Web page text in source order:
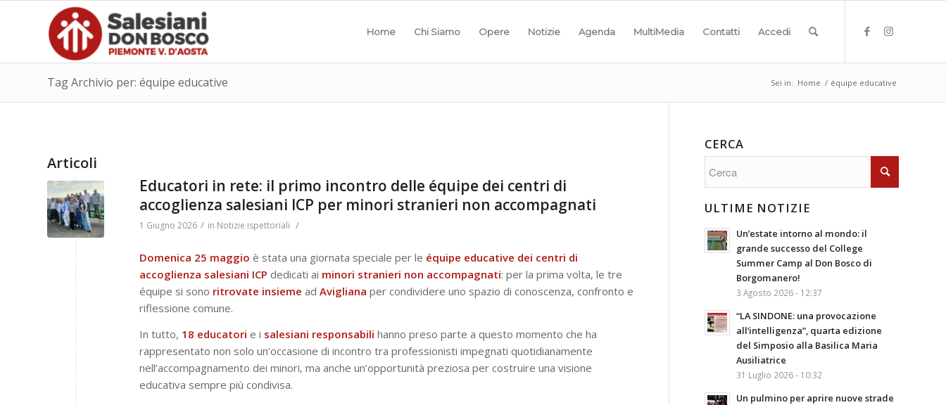
Home Chi Siamo Opere Notizie Agenda MultiMedia Contatti Accedi
Tag Archivio per: équipe educative Sei in: Home / équipe educative
Articoli
Educatori in rete: il primo incontro delle équipe dei centri di
accoglienza salesiani ICP per minori stranieri non accompagnati
1 Giugno 2026 / in Notizie ispettoriali /
Domenica 25 maggio è stata una giornata speciale per le équipe educative dei centri di
accoglienza salesiani ICP dedicati ai minori stranieri non accompagnati: per la prima volta, le tre
équipe si sono ritrovate insieme ad Avigliana per condividere uno spazio di conoscenza, confronto e
riflessione comune.
In tutto, 18 educatori e i salesiani responsabili hanno preso parte a questo momento che ha
rappresentato non solo un’occasione di incontro tra professionisti impegnati quotidianamente
nell’accompagnamento dei minori, ma anche un’opportunità preziosa per costruire una visione
educativa sempre più condivisa.
CERCA
ULTIME NOTIZIE
Un’estate intorno al mondo: il
grande successo del College
Summer Camp al Don Bosco di
Borgomanero!
3 Agosto 2026 - 12:37
“LA SINDONE: una provocazione
all’intelligenza”, quarta edizione
del Simposio alla Basilica Maria
Ausiliatrice
31 Luglio 2026 - 10:32
Un pulmino per aprire nuove strade